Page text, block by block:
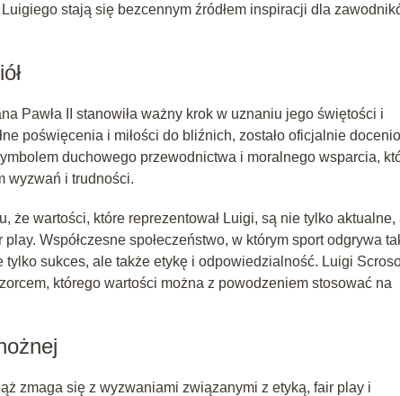
stają się bezcennym źródłem inspiracji dla
Pawła II stanowiła ważny krok w uznaniu jego świętości i
poświęcenia i miłości do bliźnich, zostało oficjalnie
duchowego przewodnictwa i moralnego wsparcia,
wyzwań i trudności.
że wartości, które reprezentował Luigi, są nie tylko aktualne,
Współczesne społeczeństwo, w którym sport odgrywa
sukces, ale także etykę i odpowiedzialność. Luigi
którego wartości można z powodzeniem stosować na
zmaga się z wyzwaniami związanymi z etyką, fair play i